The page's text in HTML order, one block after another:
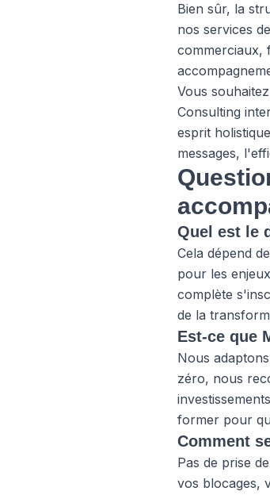
Bien sûr, la
nos services de
commerciaux,
Vous
Consulting
esprit
messages,
Quel est le
Cela dépend
pour les
complète
de la
Est-ce que
Nous
zéro, nous
former pour
Comment
Pas de prise
vos blocages,